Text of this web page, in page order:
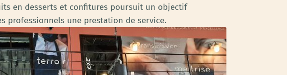
en desserts et confitures poursuit un objectif
professionnels une prestation de service.